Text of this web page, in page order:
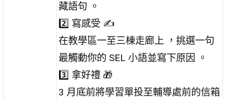
藏語句 。
2️⃣ 寫感受 ✍️
在教學區一至三棟走廊上 ，挑選一句
最觸動你的 SEL 小語並寫下原因 。
3️⃣ 拿好禮 🎁
3 月底前將學習單投至輔導處前的信箱